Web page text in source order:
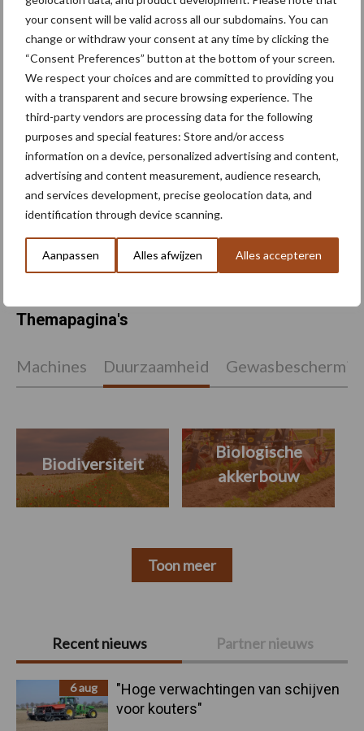
your consent will be valid across all our subdomains. You can
change or withdraw your consent at any time by clicking the
“Consent Preferences” button at the bottom of your screen.
We respect your choices and are committed to providing you
with a transparent and secure browsing experience. The
third-party vendors are processing data for the following
purposes and special features: Store and/or access
information on a device, personalized advertising and content,
advertising and content measurement, audience research,
and services development, precise geolocation data, and
identification through device scanning.
Aanpassen Alles afwijzen Alles accepteren
Primaire
Sidebar
Recent nieuws Partner nieuws
6 aug
"Hoge verwachtingen van schijven
voor kouters"
“Grond is ons canvas”
Droogte houdt
waarschijnlijk aan tot
Themapagina's
Machines Duurzaamheid
Biodiversiteit
Biologische
akkerbouw
Toon meer